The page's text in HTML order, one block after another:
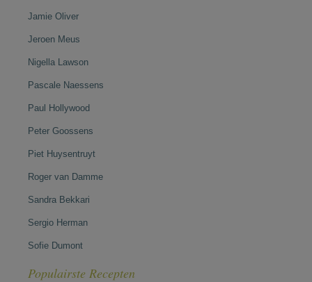
Jamie Oliver
Jeroen Meus
Nigella Lawson
Pascale Naessens
Paul Hollywood
Peter Goossens
Piet Huysentruyt
Roger van Damme
Sandra Bekkari
Sergio Herman
Sofie Dumont
Populairste Recepten